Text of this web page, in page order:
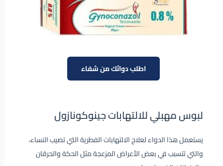
اطلب دوائك من شفاء
لبوس مهبلي للالتهابات جينوكونازول
يستعمل هذا الدواء لعلاج الالتهابات الفطرية التي تصيب النساء،
والتي تتسبب في بعض الأعراض المزعجة مثل الحكة والحرقان